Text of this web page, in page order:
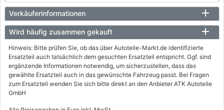
MOVANO B Bus (X62)
2.3 CDTI FWD (JV)
92 / 125
12/2010 - heute
0035ARO
OPEL
Verkäuferinformationen
Wird häufig zusammen gekauft
Hinweis: Bitte prüfen Sie, ob das über Autoteile-Markt.de identifizierte
Ersatzteil auch tatsächlich dem gesuchten Ersatzteil entspricht. Ggf. sind
ergänzende Informationen notwendig, um sicherzustellen, dass das
gewählte Ersatzteil auch in das gewünschte Fahrzeug passt. Bei Fragen
zum Ersatzteil wenden Sie sich bitte direkt an den Anbieter ATK Autoteile
GmbH